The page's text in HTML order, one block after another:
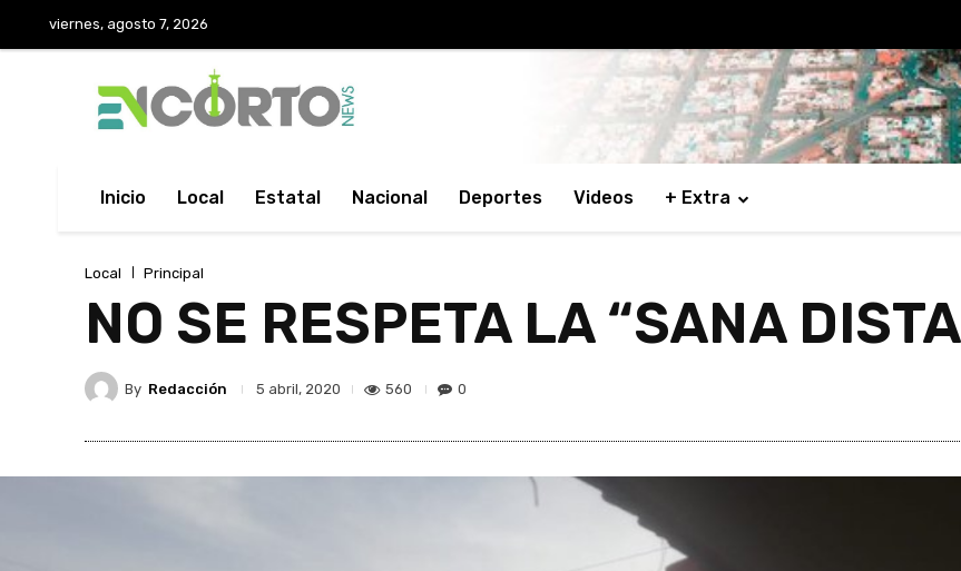
viernes, agosto 7, 2026
Inicio Local Estatal Nacional Deportes Videos + Extra
Local Principal
NO SE RESPETA LA “SANA
By Redacción 5 abril, 2020 560 0